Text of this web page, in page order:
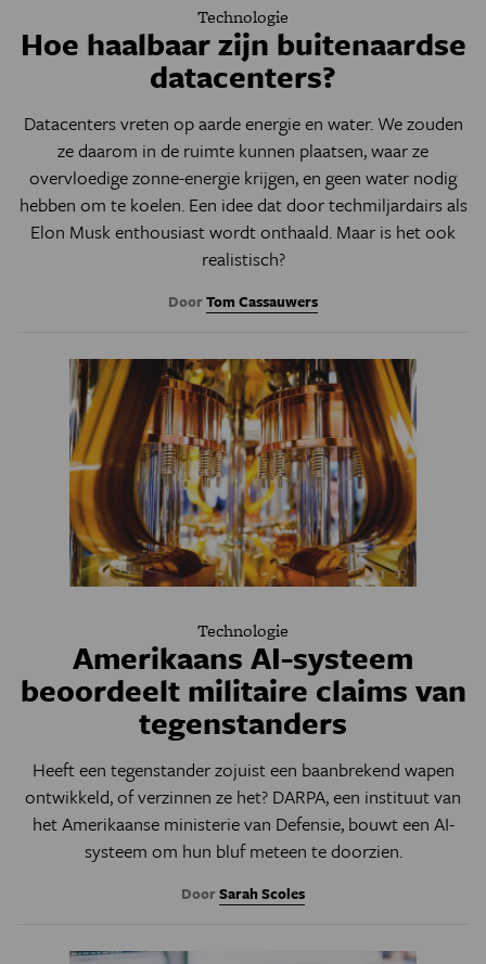
Technologie
Hoe haalbaar zijn buitenaardse
datacenters?
Datacenters vreten op aarde energie en water. We zouden
ze daarom in de ruimte kunnen plaatsen, waar ze
overvloedige zonne-energie krijgen, en geen water nodig
hebben om te koelen. Een idee dat door techmiljardairs als
Elon Musk enthousiast wordt onthaald. Maar is het ook
realistisch?
DoorTom Cassauwers
Technologie
Amerikaans AI-systeem
beoordeelt militaire claims van
tegenstanders
Heeft een tegenstander zojuist een baanbrekend wapen
ontwikkeld, of verzinnen ze het? DARPA, een instituut van
het Amerikaanse ministerie van Defensie, bouwt een AI-
systeem om hun bluf meteen te doorzien.
DoorSarah Scoles